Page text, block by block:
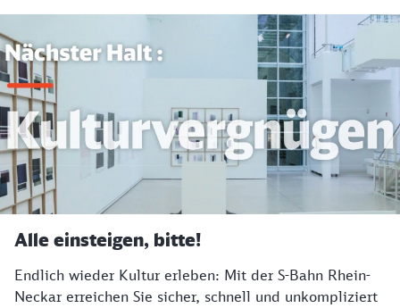
Alle einsteigen, bitte!
Endlich wieder Kultur erleben: Mit der S-Bahn Rhein-
Neckar erreichen Sie sicher, schnell und unkompliziert